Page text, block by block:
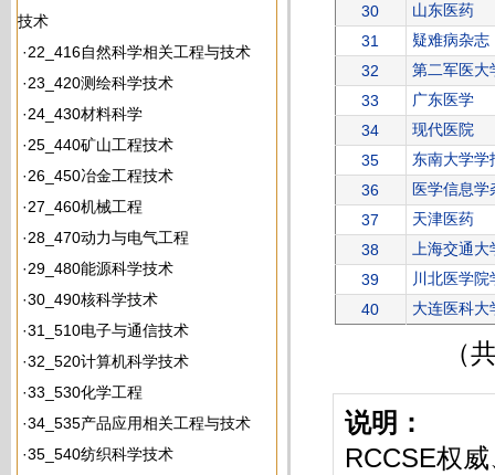
技术
·22_416自然科学相关工程与技术
·23_420测绘科学技术
·24_430材料科学
·25_440矿山工程技术
·26_450冶金工程技术
·27_460机械工程
·28_470动力与电气工程
·29_480能源科学技术
·30_490核科学技术
·31_510电子与通信技术
·32_520计算机科学技术
·33_530化学工程
·34_535产品应用相关工程与技术
·35_540纺织科学技术
30
山东医药
31
疑难病杂志
32
第二军医大
33
广东医学
34
现代医院
35
东南大学学
36
医学信息学
37
天津医药
38
上海交通
39
川北医学院
40
大连医科大
（
说明：
RCCSE权